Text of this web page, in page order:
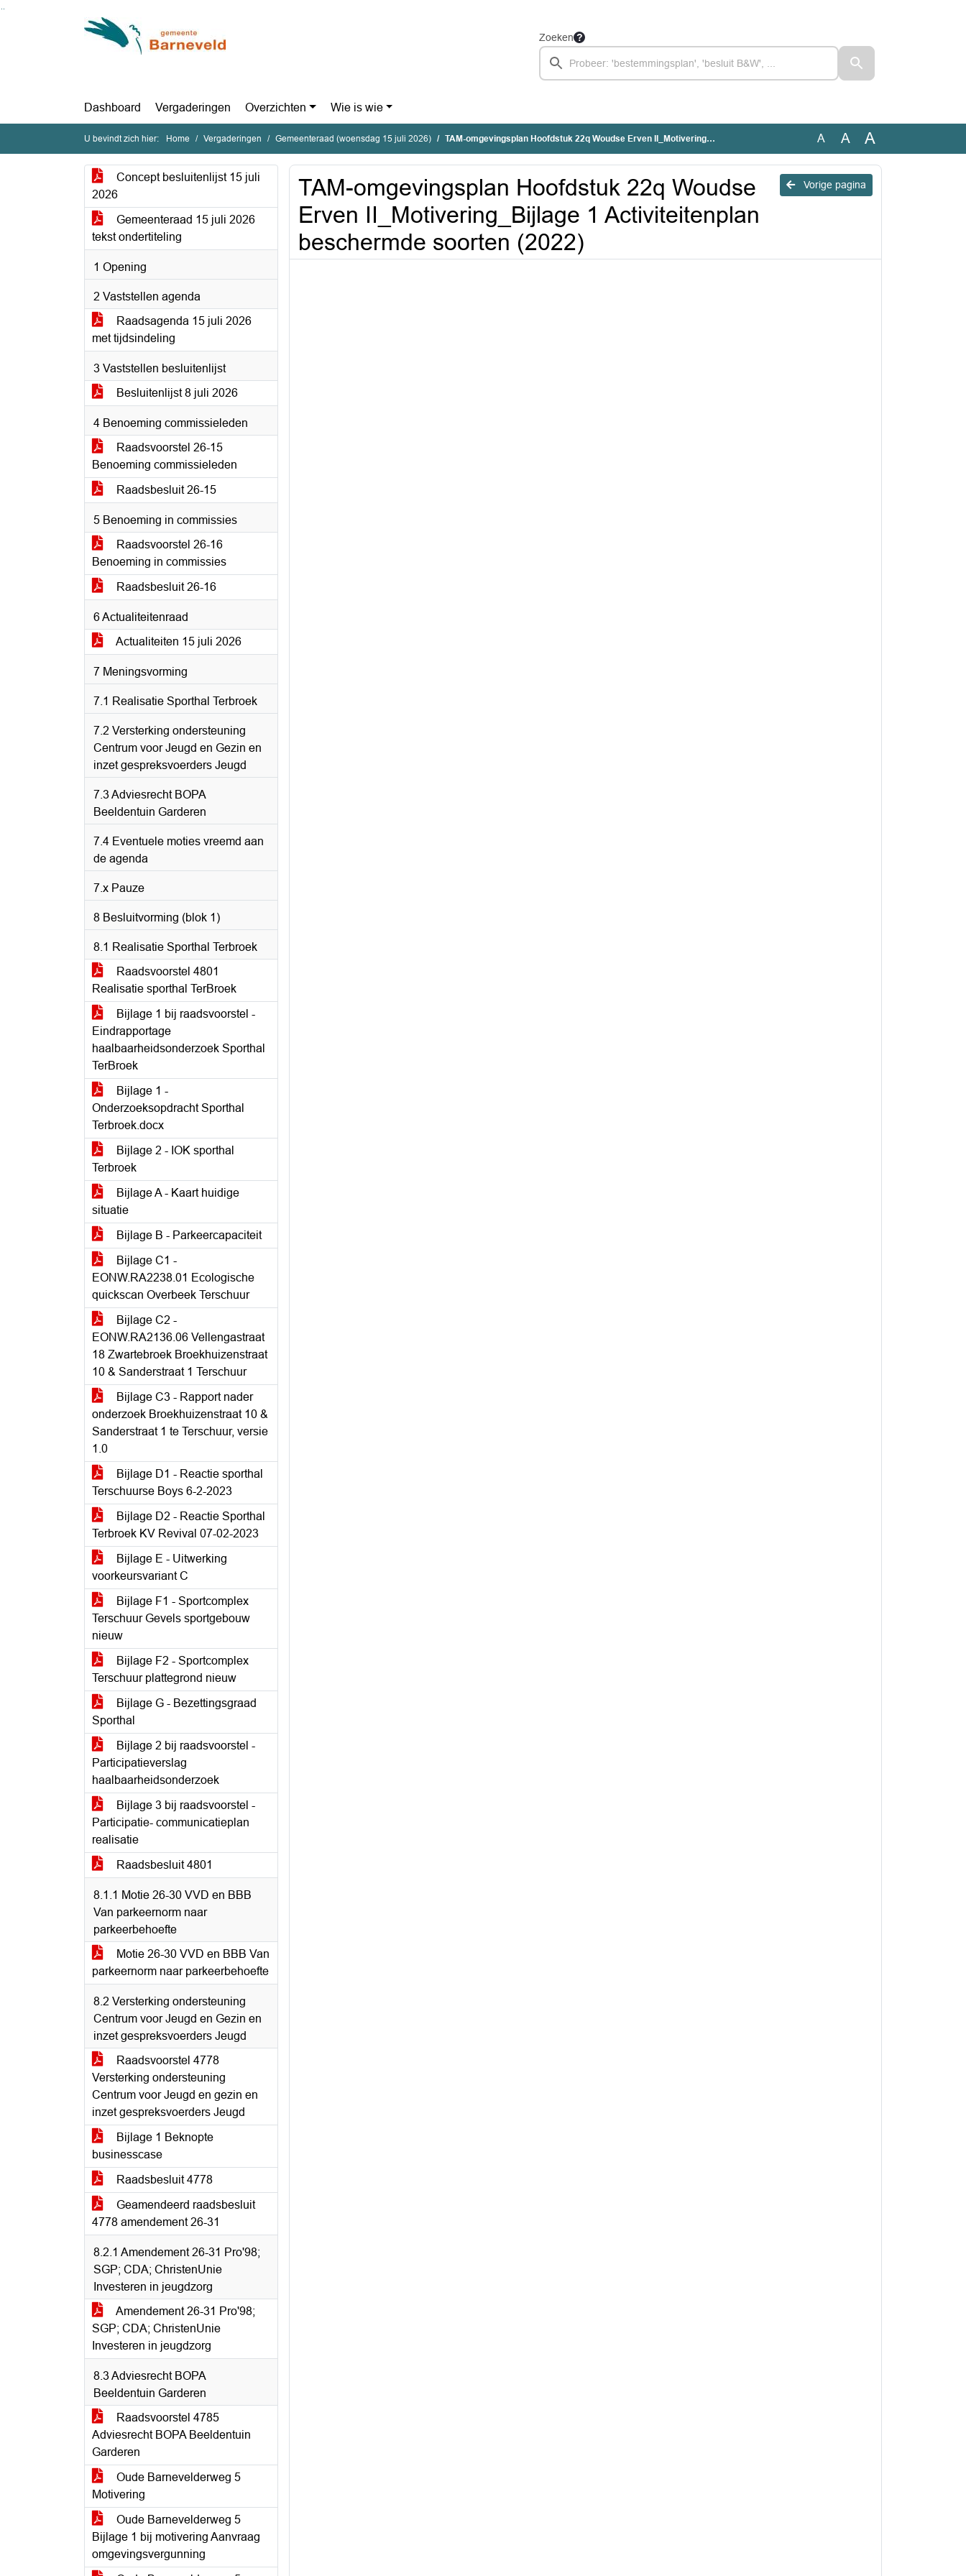
Ga naar de inhoud van deze pagina
Ga naar het zoeken
Zoeken
Dashboard Vergaderingen Overzichten Wie is wie
U bevindt zich hier: Home Vergaderingen Gemeenteraad (woensdag 15 juli 2026) TAM-omgevingsplan Hoofdstuk 22q Woudse Erven II_Motivering_Bijlage 1 Activiteitenplan beschermde soorten (2022) A A A
Concept besluitenlijst 15 juli
2026
Gemeenteraad 15 juli 2026
tekst ondertiteling
1 Opening
2 Vaststellen agenda
Raadsagenda 15 juli 2026
met tijdsindeling
3 Vaststellen besluitenlijst
Besluitenlijst 8 juli 2026
4 Benoeming commissieleden
Raadsvoorstel 26-15
Benoeming commissieleden
Raadsbesluit 26-15
5 Benoeming in commissies
Raadsvoorstel 26-16
Benoeming in commissies
Raadsbesluit 26-16
6 Actualiteitenraad
Actualiteiten 15 juli 2026
7 Meningsvorming
7.1 Realisatie Sporthal Terbroek
7.2 Versterking ondersteuning
Centrum voor Jeugd en Gezin en
inzet gespreksvoerders Jeugd
7.3 Adviesrecht BOPA
Beeldentuin Garderen
7.4 Eventuele moties vreemd aan
de agenda
7.x Pauze
8 Besluitvorming (blok 1)
8.1 Realisatie Sporthal Terbroek
Raadsvoorstel 4801
Realisatie sporthal TerBroek
Bijlage 1 bij raadsvoorstel -
Eindrapportage
haalbaarheidsonderzoek Sporthal
TerBroek
Bijlage 1 -
Onderzoeksopdracht Sporthal
Terbroek.docx
Bijlage 2 - IOK sporthal
Terbroek
Bijlage A - Kaart huidige
situatie
Bijlage B - Parkeercapaciteit
Bijlage C1 -
EONW.RA2238.01 Ecologische
quickscan Overbeek Terschuur
Bijlage C2 -
EONW.RA2136.06 Vellengastraat
18 Zwartebroek Broekhuizenstraat
10 & Sanderstraat 1 Terschuur
Bijlage C3 - Rapport nader
onderzoek Broekhuizenstraat 10 &
Sanderstraat 1 te Terschuur, versie
1.0
Bijlage D1 - Reactie sporthal
Terschuurse Boys 6-2-2023
Bijlage D2 - Reactie Sporthal
Terbroek KV Revival 07-02-2023
Bijlage E - Uitwerking
voorkeursvariant C
Bijlage F1 - Sportcomplex
Terschuur Gevels sportgebouw
nieuw
Bijlage F2 - Sportcomplex
Terschuur plattegrond nieuw
Bijlage G - Bezettingsgraad
Sporthal
Bijlage 2 bij raadsvoorstel -
Participatieverslag
haalbaarheidsonderzoek
Bijlage 3 bij raadsvoorstel -
Participatie- communicatieplan
realisatie
Raadsbesluit 4801
8.1.1 Motie 26-30 VVD en BBB
Van parkeernorm naar
parkeerbehoefte
Motie 26-30 VVD en BBB Van
parkeernorm naar parkeerbehoefte
8.2 Versterking ondersteuning
Centrum voor Jeugd en Gezin en
inzet gespreksvoerders Jeugd
Raadsvoorstel 4778
Versterking ondersteuning
Centrum voor Jeugd en gezin en
inzet gespreksvoerders Jeugd
Bijlage 1 Beknopte
businesscase
Raadsbesluit 4778
Geamendeerd raadsbesluit
4778 amendement 26-31
8.2.1 Amendement 26-31 Pro'98;
SGP; CDA; ChristenUnie
Investeren in jeugdzorg
Amendement 26-31 Pro'98;
SGP; CDA; ChristenUnie
Investeren in jeugdzorg
8.3 Adviesrecht BOPA
Beeldentuin Garderen
Raadsvoorstel 4785
Adviesrecht BOPA Beeldentuin
Garderen
Oude Barnevelderweg 5
Motivering
Oude Barnevelderweg 5
Bijlage 1 bij motivering Aanvraag
omgevingsvergunning
Vorige pagina
TAM-omgevingsplan Hoofdstuk 22q Woudse
Erven II_Motivering_Bijlage 1 Activiteitenplan
beschermde soorten (2022)